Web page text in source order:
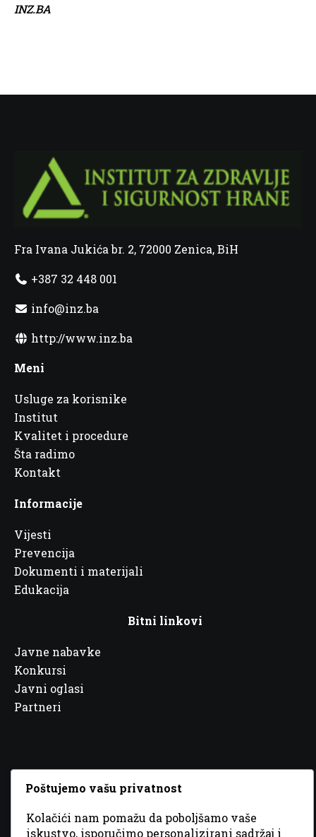
INZ.BA
Fra Ivana Jukića br. 2, 72000 Zenica, BiH
+387 32 448 001
info@inz.ba
http://www.inz.ba
Meni
Usluge za korisnike
Institut
Kvalitet i procedure
Šta radimo
Kontakt
Informacije
Vijesti
Prevencija
Dokumenti i materijali
Edukacija
Bitni linkovi
Javne nabavke
Konkursi
Javni oglasi
Partneri
© 2026 Sva prava zadržana. Dizajn
Poštujemo vašu privatnost
Kolačići nam pomažu da poboljšamo vaše
iskustvo, isporučimo personalizirani sadržaj i